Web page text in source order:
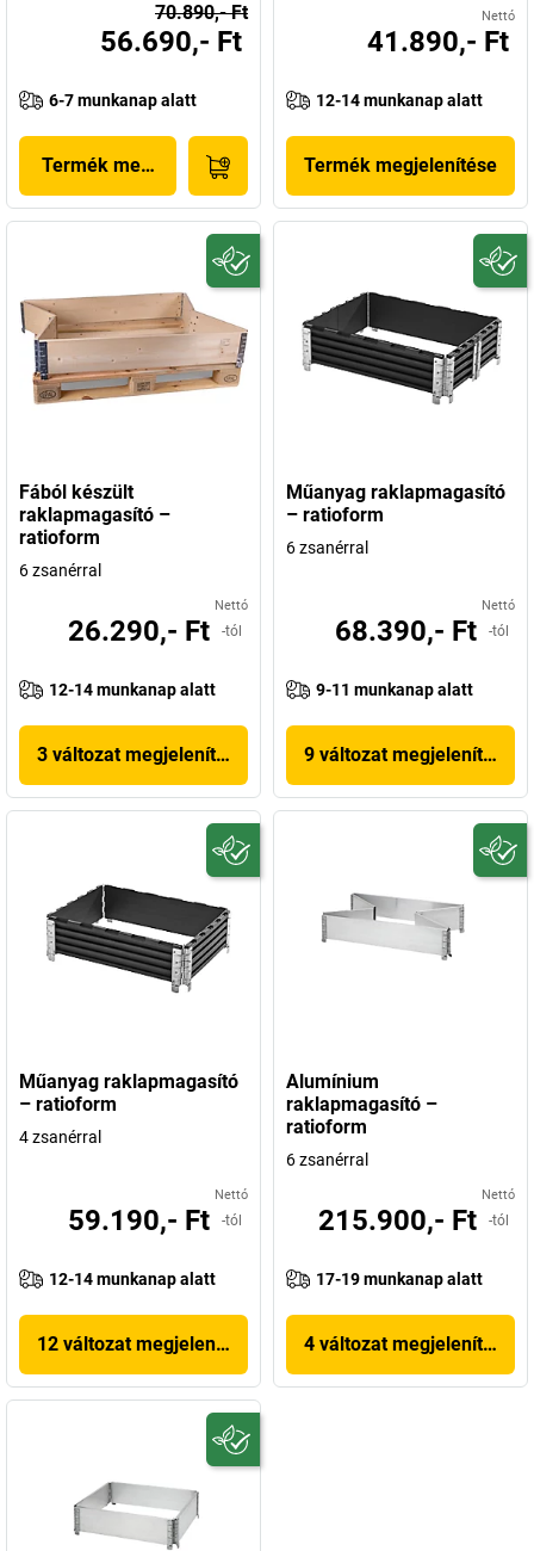
70.890,- Ft
56.690,- Ft
6-7 munkanap alatt
Termék megjelenítése
Nettó
41.890,- Ft
12-14 munkanap alatt
Termék megjelenítése
Fából készült
raklapmagasító –
ratioform
6 zsanérral
Nettó
26.290,- Ft -tól
12-14 munkanap alatt
3 változat megjelenítése
Műanyag raklapmagasító
– ratioform
6 zsanérral
Nettó
68.390,- Ft -tól
9-11 munkanap alatt
9 változat megjelenítése
Műanyag raklapmagasító
– ratioform
4 zsanérral
Nettó
59.190,- Ft -tól
12-14 munkanap alatt
12 változat megjelenítése
Alumínium
raklapmagasító –
ratioform
6 zsanérral
Nettó
215.900,- Ft -tól
17-19 munkanap alatt
4 változat megjelenítése